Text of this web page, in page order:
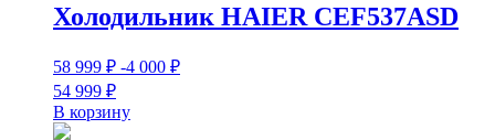
Холодильник HAIER CEF537ASD
58 999 ₽ -4 000 ₽
54 999 ₽
В корзину